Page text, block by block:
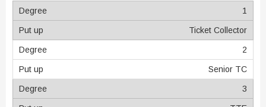
1
Ticket Collector
2
Senior TC
3